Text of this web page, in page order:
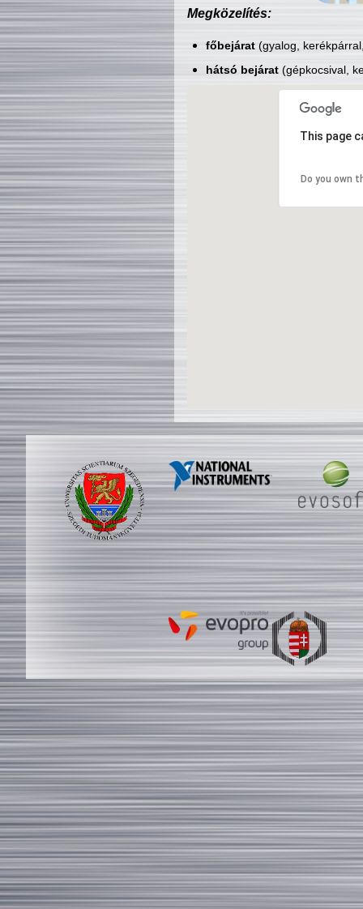
Megközelítés:
főbejárat(gyalog,
hátsó bejárat(gépkocsival,
This page
Do you own